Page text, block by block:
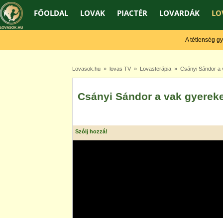
FŐOLDAL LOVAK PIACTÉR LOVARDÁK
A tétlenség
Lovasok.hu» lovas TV» Lovasterápia» Csányi Sándor a
Csányi Sándor a vak
Szólj hozzá!